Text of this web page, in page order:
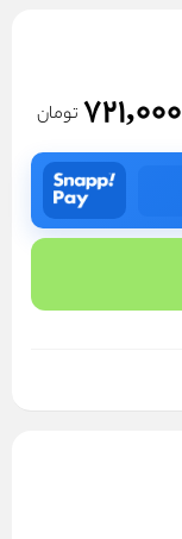
721,000 تومان